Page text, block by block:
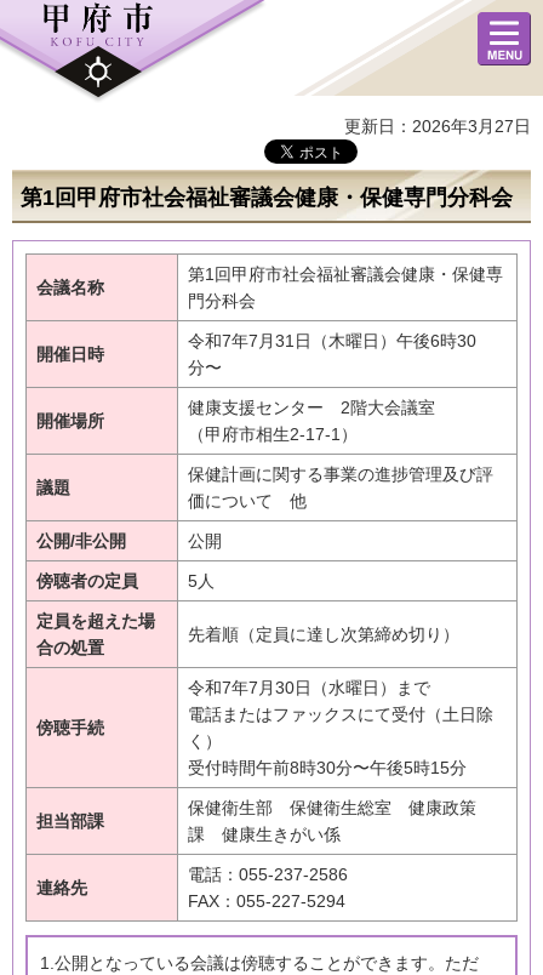
メニュ
ー
更新日：2026年3月27日
第1回甲府市社会福祉審議会健康・保健専門分科会
会議名称
第1回甲府市社会福祉審議会健康・保健専
門分科会
開催日時
令和7年7月31日（木曜日）午後6時30
分〜
開催場所
健康支援センター 2階大会議室
（甲府市相生2-17-1）
議題
保健計画に関する事業の進捗管理及び評
価について 他
公開/非公開 公開
傍聴者の定員 5人
定員を超えた場
合の処置
先着順（定員に達し次第締め切り）
傍聴手続
令和7年7月30日（水曜日）まで
電話またはファックスにて受付（土日除
く）
受付時間午前8時30分〜午後5時15分
担当部課
保健衛生部 保健衛生総室 健康政策
課 健康生きがい係
連絡先
電話：055-237-2586
FAX：055-227-5294
1.公開となっている会議は傍聴することができます。ただ